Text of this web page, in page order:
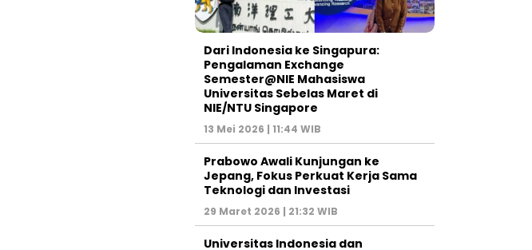
Dari Indonesia ke Singapura:
Pengalaman Exchange
Semester@NIE Mahasiswa
Universitas Sebelas Maret di
NIE/NTU Singapore
13 Mei 2026 | 11:44 WIB
Prabowo Awali Kunjungan ke
Jepang, Fokus Perkuat Kerja Sama
Teknologi dan Investasi
29 Maret 2026 | 21:32 WIB
Universitas Indonesia dan